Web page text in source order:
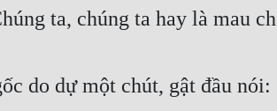
ta, chúng ta hay là mau
do dự một chút, gật đầu nói: